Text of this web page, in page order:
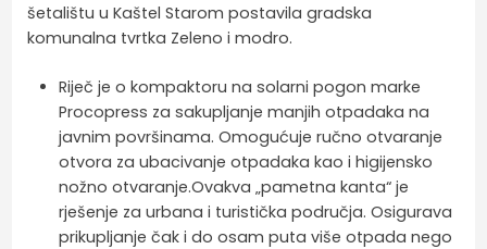
šetalištu u Kaštel Starom postavila gradska
komunalna tvrtka Zeleno i modro.
Riječ je o kompaktoru na solarni pogon marke
Procopress za sakupljanje manjih otpadaka na
javnim površinama. Omogućuje ručno otvaranje
otvora za ubacivanje otpadaka kao i higijensko
nožno otvaranje.Ovakva „pametna kanta“ je
rješenje za urbana i turistička područja. Osigurava
prikupljanje čak i do osam puta više otpada nego